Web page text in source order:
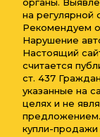
на регулярной
Рекомендуем
Нарушение
Настоящий
считается
ст. 437
указанные на
целях и не
купли-продажи